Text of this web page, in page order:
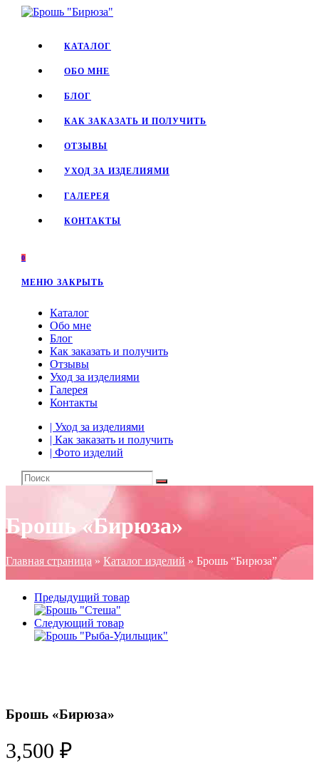
Перейти
КАТАЛОГ
ОБО МНЕ
БЛОГ
КАК ЗАКАЗАТЬ И ПОЛУЧИТЬ
ОТЗЫВЫ
УХОД ЗА ИЗДЕЛИЯМИ
ГАЛЕРЕЯ
КОНТАКТЫ
0
МЕНЮ ЗАКРЫТЬ
Каталог
Обо мне
Блог
Как заказать и получить
Отзывы
Уход за изделиями
Галерея
Контакты
| Уход за изделиями
| Как заказать и получить
| Фото изделий
Брошь «Бирюза»
Главная страница » Каталог изделий » Брошь “Бирюза”
Предыдущий товар
Следующий товар
Брошь «Бирюза»
3,500 ₽